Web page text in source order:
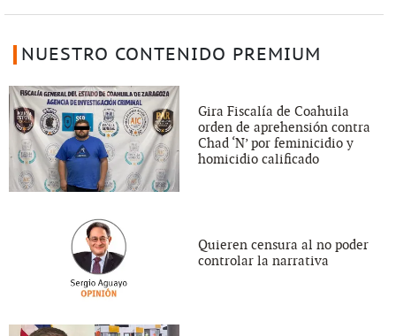
NUESTRO CONTENIDO PREMIUM
Gira Fiscalía de Coahuila
orden de aprehensión contra
Chad ‘N’ por feminicidio y
homicidio calificado
Quieren censura al no poder
controlar la narrativa